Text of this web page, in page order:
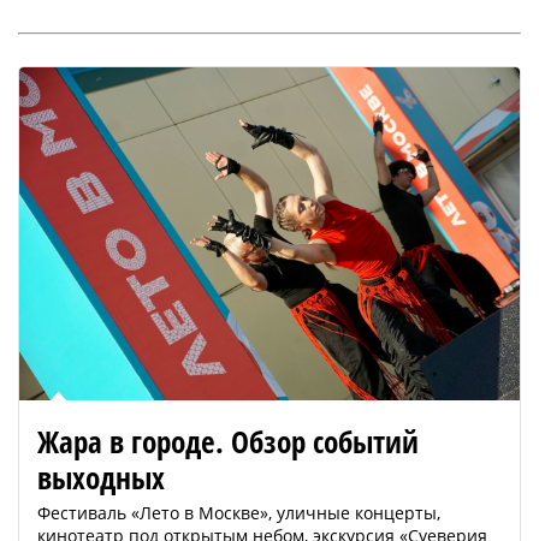
Жара в городе. Обзор событий
выходных
Фестиваль «Лето в Москве», уличные концерты,
кинотеатр под открытым небом, экскурсия «Суеверия